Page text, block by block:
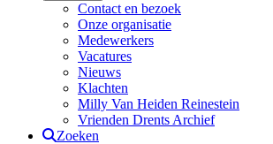
Contact en bezoek
Onze organisatie
Medewerkers
Vacatures
Nieuws
Klachten
Milly Van Heiden Reinestein
Vrienden Drents Archief
Zoeken